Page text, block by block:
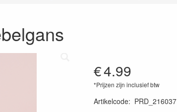
€4.99
*Prijzen zijn inclusief btw
Artikelcode: PRD_216037